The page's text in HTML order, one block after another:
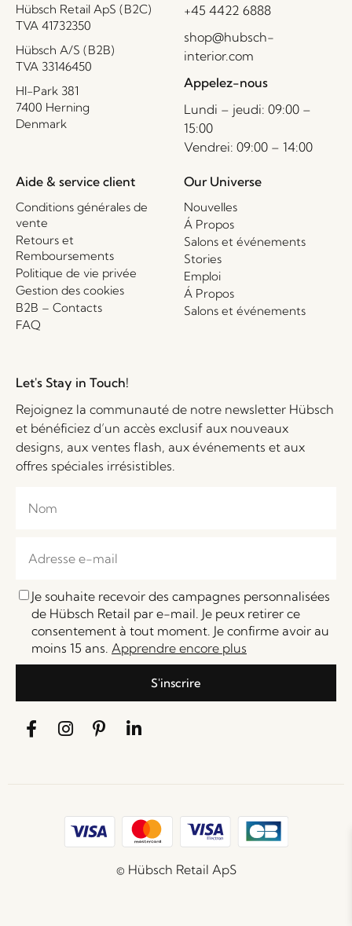
Hübsch Retail ApS (B2C)
TVA 41732350
Hübsch A/S (B2B)
TVA 33146450
HI-Park 381
7400 Herning
Denmark
+45 4422 6888
shop@hubsch-
interior.com
Appelez-nous
Lundi – jeudi: 09:00 –
15:00
Vendrei: 09:00 – 14:00
Aide & service client
Conditions générales de
vente
Retours et
Remboursements
Politique de vie privée
Gestion des cookies
B2B – Contacts
FAQ
Our Universe
Nouvelles
Á Propos
Salons et événements
Stories
Emploi
Á Propos
Salons et événements
Let's Stay in Touch!
Rejoignez la communauté de notre newsletter Hübsch
et bénéficiez d’un accès exclusif aux nouveaux
designs, aux ventes flash, aux événements et aux
offres spéciales irrésistibles.
Je souhaite recevoir des campagnes personnalisées
de Hübsch Retail par e-mail. Je peux retirer ce
consentement à tout moment. Je confirme avoir au
moins 15 ans. Apprendre encore plus
S'inscrire
© Hübsch Retail ApS